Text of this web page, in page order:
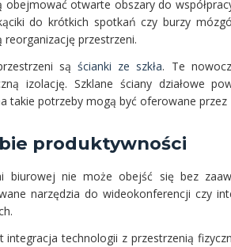
obejmować otwarte obszary do
do krótkich spotkań czy burzy
przestrzeni.
są ścianki ze szkła. Te
izolację. Szklane ściany działowe
takie potrzeby mogą być oferowane przez
produktywności
biurowej nie może obejść się bez
narzędzia do wideokonferencji czy
integracja technologii z przestrzenią